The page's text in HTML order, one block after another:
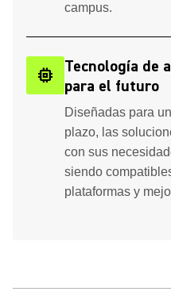
campus.
memory
Tecnología de
para el futuro
Diseñadas para
plazo, las
con sus
siendo
plataformas y